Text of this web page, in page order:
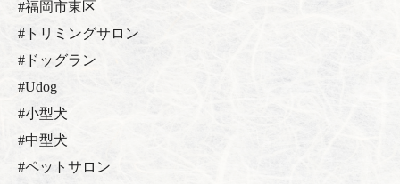
#福岡市東区
#トリミングサロン
#ドッグラン
#Udog
#小型犬
#中型犬
#ペットサロン